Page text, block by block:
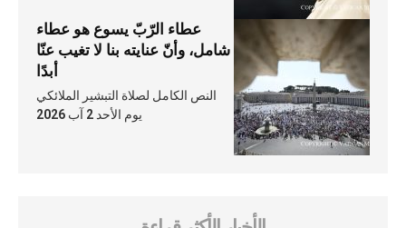
عطاء الرّبّ يسوع هو عطاء
شامل، وأنّ عنايته بنا لا تغيب عنّا
أبدًا
النص الكامل لصلاة التبشير الملائكي
يوم الأحد 2 آب 2026